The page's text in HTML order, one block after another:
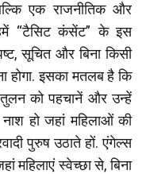
एक राजनीतिक और
“टैसिट कंसेंट” के इस
सूचित और बिना किसी
होगा. इसका मतलब है कि
को पहचानें और उन्हें
हो जहां महिलाओं की
पुरुष उठाते हों. एंगेल्स
महिलाएं स्वेच्छा से, बिना